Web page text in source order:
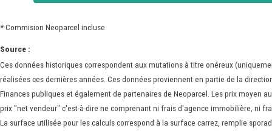
* Commision Neoparcel incluse
Source :
Ces données historiques correspondent aux mutations à titre onéreux
réalisées ces dernières années. Ces données proviennent en partie de la
Finances publiques et également de partenaires de Neoparcel. Les prix moyen
prix "net vendeur" c'est-à-dire ne comprenant ni frais d'agence immobilière, ni
La surface utilisée pour les calculs correspond à la surface carrez, remplie